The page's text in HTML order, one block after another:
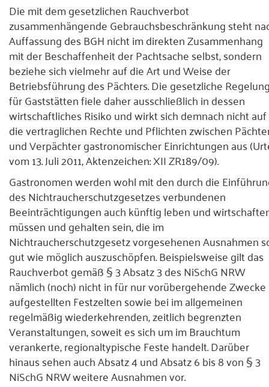
Die mit dem gesetzlichen Rauchverbot
zusammenhängende Gebrauchsbeschränkung steht
Auffassung des BGH nicht im direkten Zusammenhang
mit der Beschaffenheit der Pachtsache selbst, sondern
beziehe sich vielmehr auf die Art und Weise der
Betriebsführung des Pächters. Die gesetzliche
für Gaststätten fiele daher ausschließlich in dessen
wirtschaftliches Risiko und wirkt sich demnach nicht auf
die vertraglichen Rechte und Pflichten zwischen
und Verpächter gastronomischer Einrichtungen aus
vom 13. Juli 2011, Aktenzeichen: XII ZR189/09).
Gastronomen werden wohl mit den durch die
des Nichtraucherschutzgesetzes verbundenen
Beeinträchtigungen auch künftig leben und
müssen und gehalten sein, die im
Nichtraucherschutzgesetz vorgesehenen Ausnahmen
gut wie möglich auszuschöpfen. Beispielsweise gilt das
Rauchverbot gemäß § 3 Absatz 3 des NiSchG NRW
nämlich (noch) nicht in für nur vorübergehende Zwecke
aufgestellten Festzelten sowie bei im allgemeinen
regelmäßig wiederkehrenden, zeitlich begrenzten
Veranstaltungen, soweit es sich um im Brauchtum
verankerte, regionaltypische Feste handelt. Darüber
hinaus sehen auch Absatz 4 und Absatz 6 bis 8 von § 3
NiSchG NRW weitere Ausnahmen vor.